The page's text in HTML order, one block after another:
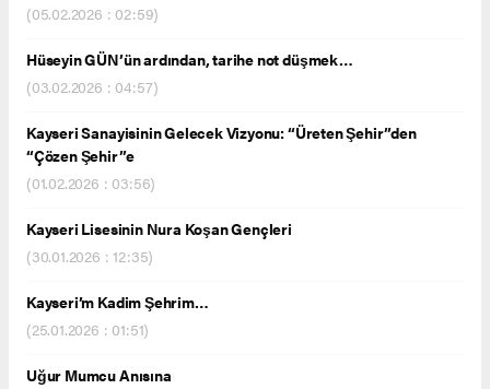
(05.02.2026 : 02:59)
Hüseyin GÜN’ün ardından, tarihe not düşmek…
(03.02.2026 : 04:57)
Kayseri Sanayisinin Gelecek Vizyonu: “Üreten Şehir”den
“Çözen Şehir”e
(01.02.2026 : 03:56)
Kayseri Lisesinin Nura Koşan Gençleri
(30.01.2026 : 12:35)
Kayseri’m Kadim Şehrim…
(25.01.2026 : 01:51)
Uğur Mumcu Anısına